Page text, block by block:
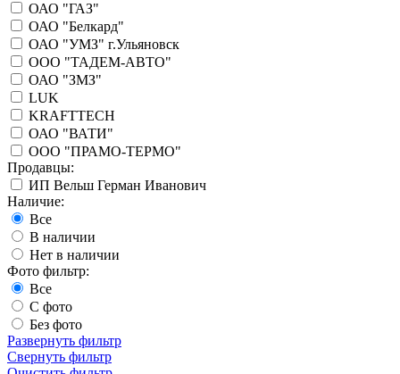
ОАО "ГАЗ"
ОАО "Белкард"
ОАО "УМЗ" г.Ульяновск
ООО "ТАДЕМ-АВТО"
ОАО "ЗМЗ"
LUK
KRAFTTECH
ОАО "ВАТИ"
ООО "ПРАМО-ТЕРМО"
Продавцы:
ИП Вельш Герман Иванович
Наличие:
Все
В наличии
Нет в наличии
Фото фильтр:
Все
С фото
Без фото
Развернуть фильтр
Свернуть фильтр